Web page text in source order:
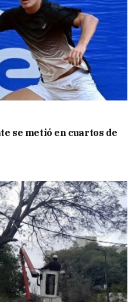
se metió en cuartos de